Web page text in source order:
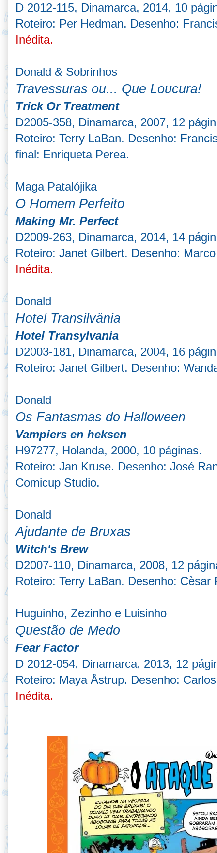
D 2012-115, Dinamarca, 2014, 10
Roteiro: Per Hedman. Desenho:
Inédita.
Donald & Sobrinhos
Travessuras ou... Que Loucura!
Trick Or Treatment
D2005-358, Dinamarca, 2007, 12
Roteiro: Terry LaBan. Desenho:
final: Enriqueta Perea.
Maga Patalójika
O Homem Perfeito
Making Mr. Perfect
D2009-263, Dinamarca, 2014, 14
Roteiro: Janet Gilbert. Desenho:
Inédita.
Donald
Hotel Transilvânia
Hotel Transylvania
D2003-181, Dinamarca, 2004, 16
Roteiro: Janet Gilbert. Desenho:
Donald
Os Fantasmas do Halloween
Vampiers en heksen
H97277, Holanda, 2000, 10 páginas.
Roteiro: Jan Kruse. Desenho: José
Comicup Studio.
Donald
Ajudante de Bruxas
Witch's Brew
D2007-110, Dinamarca, 2008, 12
Roteiro: Terry LaBan. Desenho: Cèsar
Huguinho, Zezinho e Luisinho
Questão de Medo
Fear Factor
D 2012-054, Dinamarca, 2013, 12
Roteiro: Maya Åstrup. Desenho:
Inédita.